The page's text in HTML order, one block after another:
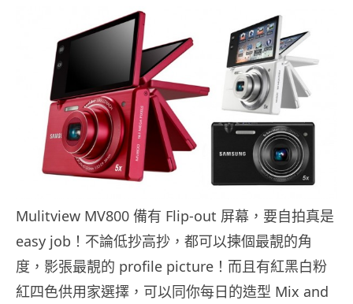
Mulitview MV800 備有 Flip-out 屏幕，要自拍真是
easy job！不論低抄高抄，都可以揀個最靚的角
度，影張最靚的 profile picture！而且有紅黑白粉
紅四色供用家選擇，可以同你每日的造型 Mix and